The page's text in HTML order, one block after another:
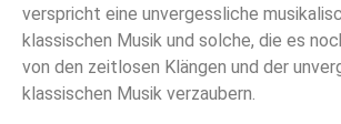
verspricht eine unvergessliche
klassischen Musik und solche, die es
von den zeitlosen Klängen und der
klassischen Musik verzaubern.